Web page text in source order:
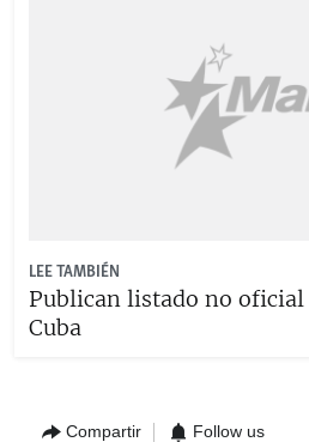
LEE TAMBIÉN
Publican listado no
Cuba
Compartir Follow us